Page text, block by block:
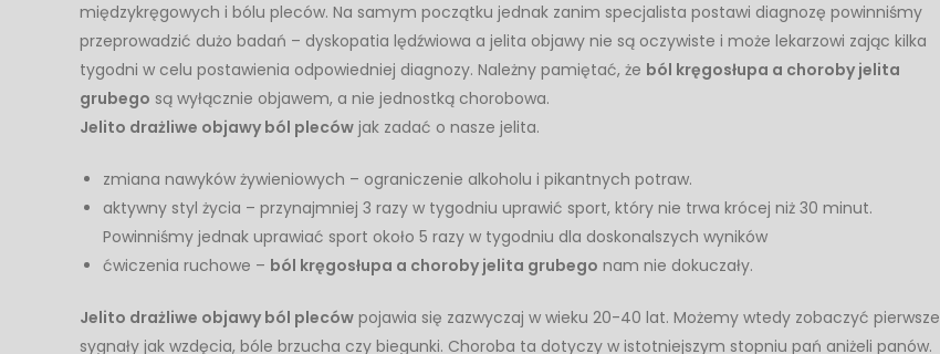
międzykręgowych i bólu pleców. Na samym początku jednak zanim specjalista postawi diagnozę powinniśmy
przeprowadzić dużo badań – dyskopatia lędźwiowa a jelita objawy nie są oczywiste i może lekarzowi zając kilka
tygodni w celu postawienia odpowiedniej diagnozy. Należny pamiętać, że ból kręgosłupa a choroby jelita
grubego są wyłącznie objawem, a nie jednostką chorobowa.
Jelito drażliwe objawy ból pleców jak zadać o nasze jelita.
zmiana nawyków żywieniowych – ograniczenie alkoholu i pikantnych potraw.
aktywny styl życia – przynajmniej 3 razy w tygodniu uprawić sport, który nie trwa krócej niż 30 minut.
Powinniśmy jednak uprawiać sport około 5 razy w tygodniu dla doskonalszych wyników
ćwiczenia ruchowe – ból kręgosłupa a choroby jelita grubego nam nie dokuczały.
Jelito drażliwe objawy ból pleców pojawia się zazwyczaj w wieku 20-40 lat. Możemy wtedy zobaczyć pierwsze
sygnały jak wzdęcia, bóle brzucha czy biegunki. Choroba ta dotyczy w istotniejszym stopniu pań aniżeli panów.